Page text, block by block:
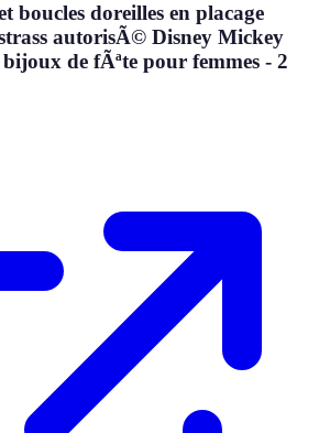
boucles doreilles en placage
autorisÃ© Disney Mickey
de fÃªte pour femmes - 2